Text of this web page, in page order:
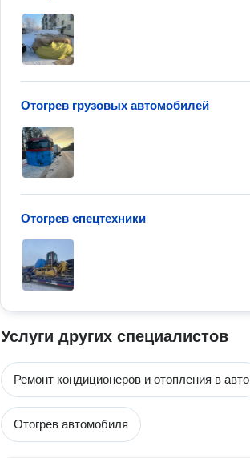
Отогрев грузовых автомобилей
Отогрев спецтехники
Услуги других специалистов
Ремонт кондиционеров и отопления в авто
Отогрев автомобиля